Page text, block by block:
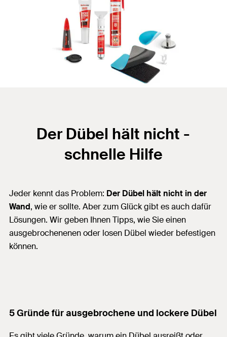
Der Dübel hält nicht -
schnelle Hilfe
Jeder kennt das Problem: Der Dübel hält nicht in der
Wand, wie er sollte. Aber zum Glück gibt es auch dafür
Lösungen. Wir geben Ihnen Tipps, wie Sie einen
ausgebrochenenen oder losen Dübel wieder befestigen
können.
5 Gründe für ausgebrochene und lockere Dübel